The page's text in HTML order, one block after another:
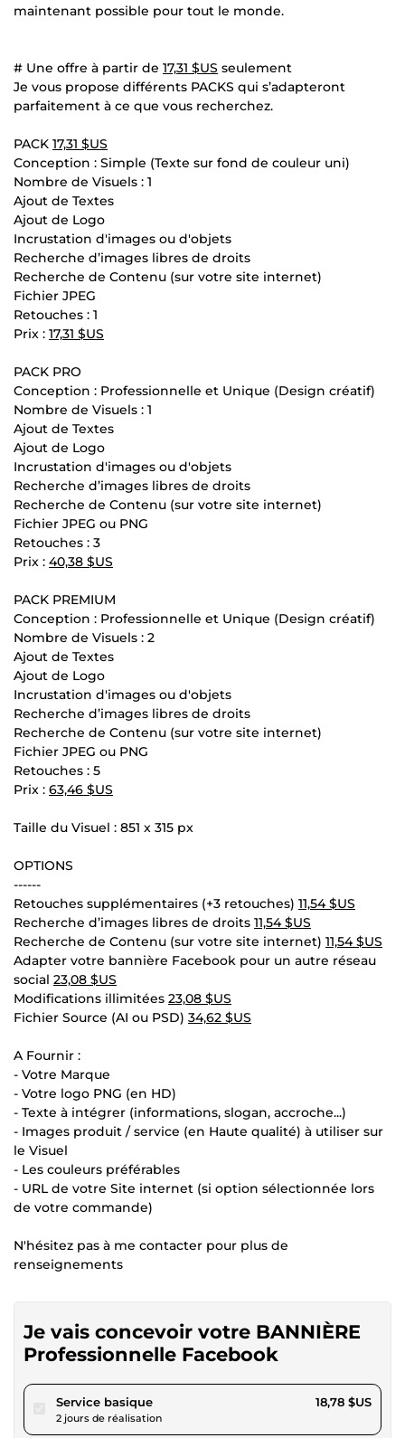
maintenant possible pour tout le monde.
# Une offre à partir de 17,31 $US seulement
Je vous propose différents PACKS qui s’adapteront
parfaitement à ce que vous recherchez.
PACK 17,31 $US
Conception : Simple (Texte sur fond de couleur uni)
Nombre de Visuels : 1
Ajout de Textes
Ajout de Logo
Incrustation d'images ou d'objets
Recherche d’images libres de droits
Recherche de Contenu (sur votre site internet)
Fichier JPEG
Retouches : 1
Prix : 17,31 $US
PACK PRO
Conception : Professionnelle et Unique (Design créatif)
Nombre de Visuels : 1
Ajout de Textes
Ajout de Logo
Incrustation d'images ou d'objets
Recherche d’images libres de droits
Recherche de Contenu (sur votre site internet)
Fichier JPEG ou PNG
Retouches : 3
Prix : 40,38 $US
PACK PREMIUM
Conception : Professionnelle et Unique (Design créatif)
Nombre de Visuels : 2
Ajout de Textes
Ajout de Logo
Incrustation d'images ou d'objets
Recherche d’images libres de droits
Recherche de Contenu (sur votre site internet)
Fichier JPEG ou PNG
Retouches : 5
Prix : 63,46 $US
Taille du Visuel : 851 x 315 px
OPTIONS
------
Retouches supplémentaires (+3 retouches) 11,54 $US
Recherche d’images libres de droits 11,54 $US
Recherche de Contenu (sur votre site internet) 11,54 $US
Adapter votre bannière Facebook pour un autre réseau
social 23,08 $US
Modifications illimitées 23,08 $US
Fichier Source (AI ou PSD) 34,62 $US
A Fournir :
- Votre Marque
- Votre logo PNG (en HD)
- Texte à intégrer (informations, slogan, accroche...)
- Images produit / service (en Haute qualité) à utiliser sur
le Visuel
- Les couleurs préférables
- URL de votre Site internet (si option sélectionnée lors
de votre commande)
N'hésitez pas à me contacter pour plus de
renseignements
Je vais concevoir votre BANNIÈRE
Professionnelle Facebook
Service basiquepour 17,31 $US
2 jours de réalisation
18,78 $US